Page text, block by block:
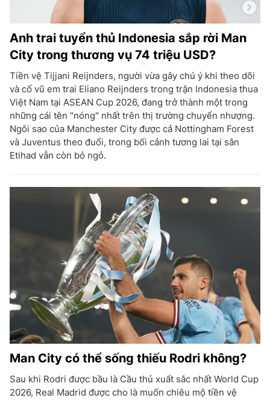
Anh trai tuyển thủ Indonesia sắp rời Man
City trong thương vụ 74 triệu USD?
Tiền vệ Tijjani Reijnders, người vừa gây chú ý khi theo dõi
và cổ vũ em trai Eliano Reijnders trong trận Indonesia thua
Việt Nam tại ASEAN Cup 2026, đang trở thành một trong
những cái tên "nóng" nhất trên thị trường chuyển nhượng.
Ngôi sao của Manchester City được cả Nottingham Forest
và Juventus theo đuổi, trong bối cảnh tương lai tại sân
Etihad vẫn còn bỏ ngỏ.
Man City có thể sống thiếu Rodri không?
Sau khi Rodri được bầu là Cầu thủ xuất sắc nhất World Cup
2026, Real Madrid được cho là muốn chiêu mộ tiền vệ